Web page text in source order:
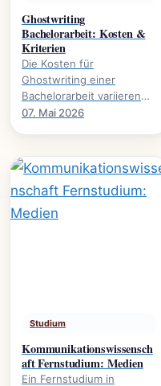
Ghostwriting
Bachelorarbeit: Kosten &
Kriterien
Die Kosten für
Ghostwriting einer
Bachelorarbeit variieren
stark. Dieser Leitfaden
und gibt.
07. Mai 2026
Studium
Kommunikationswissensch
aft Fernstudium: Medien
Ein Fernstudium in